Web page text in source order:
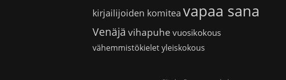
kirjailijoiden komitea vapaa sana
Venäjä vihapuhe vuosikokous
vähemmistökieletyleiskokous